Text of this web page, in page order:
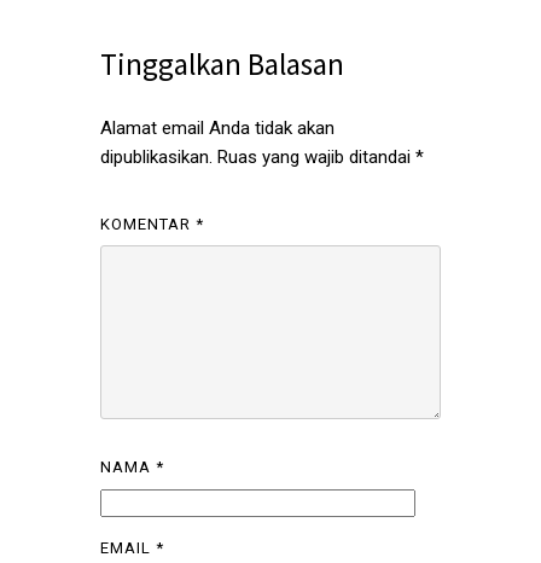
Tinggalkan Balasan
Alamat email Anda tidak akan
dipublikasikan. Ruas yang wajib ditandai *
KOMENTAR *
NAMA *
EMAIL *